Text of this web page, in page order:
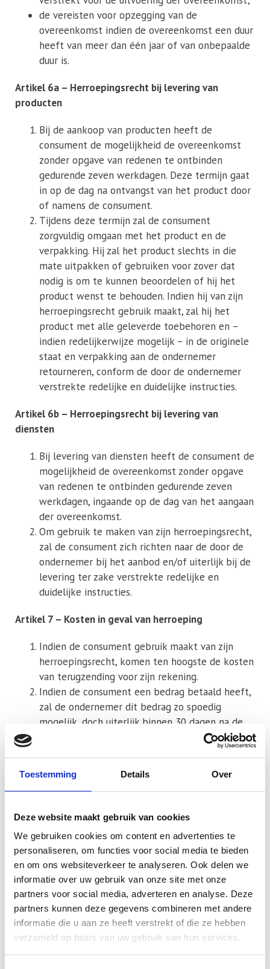
Toestemming Details Over
Deze website maakt gebruik van cookies
We gebruiken cookies om content en advertenties te
personaliseren, om functies voor social media te bieden
en om ons websiteverkeer te analyseren. Ook delen we
informatie over uw gebruik van onze site met onze
partners voor social media, adverteren en analyse. Deze
partners kunnen deze gegevens combineren met andere
informatie die u aan ze heeft verstrekt of die ze hebben
verzameld op basis van uw gebruik van hun services.
de vereisten voor opzegging van de
overeenkomst indien de overeenkomst een duur
heeft van meer dan één jaar of van onbepaalde
duur is.
Artikel 6a – Herroepingsrecht bij levering van
producten
Bij de aankoop van producten heeft de
consument de mogelijkheid de overeenkomst
zonder opgave van redenen te ontbinden
gedurende zeven werkdagen. Deze termijn gaat
in op de dag na ontvangst van het product door
of namens de consument.
Tijdens deze termijn zal de consument
zorgvuldig omgaan met het product en de
verpakking. Hij zal het product slechts in die
mate uitpakken of gebruiken voor zover dat
nodig is om te kunnen beoordelen of hij het
product wenst te behouden. Indien hij van zijn
herroepingsrecht gebruik maakt, zal hij het
product met alle geleverde toebehoren en –
indien redelijkerwijze mogelijk – in de originele
staat en verpakking aan de ondernemer
retourneren, conform de door de ondernemer
verstrekte redelijke en duidelijke instructies.
Artikel 6b – Herroepingsrecht bij levering van
diensten
Bij levering van diensten heeft de consument de
mogelijkheid de overeenkomst zonder opgave
van redenen te ontbinden gedurende zeven
werkdagen, ingaande op de dag van het aangaan
der overeenkomst.
Om gebruik te maken van zijn herroepingsrecht,
zal de consument zich richten naar de door de
ondernemer bij het aanbod en/of uiterlijk bij de
levering ter zake verstrekte redelijke en
duidelijke instructies.
Artikel 7 – Kosten in geval van herroeping
Indien de consument gebruik maakt van zijn
herroepingsrecht, komen ten hoogste de kosten
van terugzending voor zijn rekening.
Indien de consument een bedrag betaald heeft,
zal de ondernemer dit bedrag zo spoedig
mogelijk, doch uiterlijk binnen 30 dagen na de
terugzending of herroeping, terugbetalen.
Indien de consument niet over een
ondernemer alleen worden uitgesloten indiende
ondernemer dit duidelijk in het aanbod, althans
tijdig voor het sluiten van de overeenkomst,
heeft vermeld.
Uitsluiting van het herroepingsrecht is slechts
mogelijk voor producten of diensten:
die door de ondernemer tot stand zijn gebracht
overeenkomstig specificaties van de consument;
die duidelijk persoonlijk van aard zijn;